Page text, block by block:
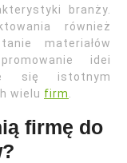
branży.
również
materiałów
idei
się istotnym
wielu firm
firmę do